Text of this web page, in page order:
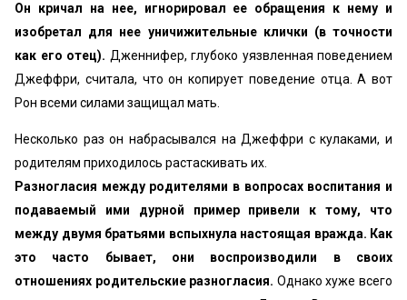
Он кричал на нее, игнорировал ее обращения к нему и
изобретал для нее уничижительные клички (в точности
как его отец). Дженнифер, глубоко уязвленная поведением
Джеффри, считала, что он копирует поведение отца. А вот
Рон всеми силами защищал мать.
Несколько раз он набрасывался на Джеффри с кулаками, и
родителям приходилось растаскивать их.
Разногласия между родителями в вопросах воспитания и
подаваемый ими дурной пример привели к тому, что
между двумя братьями вспыхнула настоящая вражда. Как
это часто бывает, они воспроизводили в своих
отношениях родительские разногласия. Однако хуже всего